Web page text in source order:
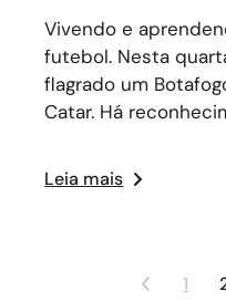
Vivendo e
futebol. Nesta
flagrado um
Catar. Há
Leia mais
1